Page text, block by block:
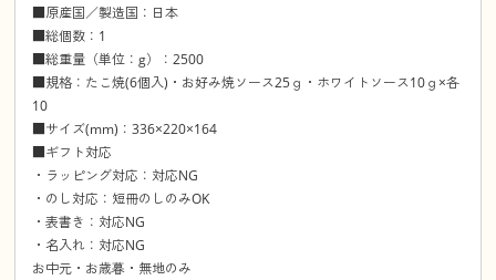
■原産国／製造国：日本
■総個数：1
■総重量（単位：g）：2500
■規格：たこ焼(6個入)・お好み焼ソース25ｇ・ホワイトソース10ｇ×各
10
■サイズ(mm)：336×220×164
■ギフト対応
・ラッピング対応：対応NG
・のし対応：短冊のしのみOK
・表書き：対応NG
・名入れ：対応NG
お中元・お歳暮・無地のみ